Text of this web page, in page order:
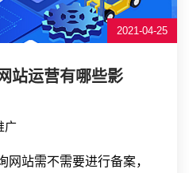
2021-04-25
站运营有哪些影
广
网站需不需要进行备案，